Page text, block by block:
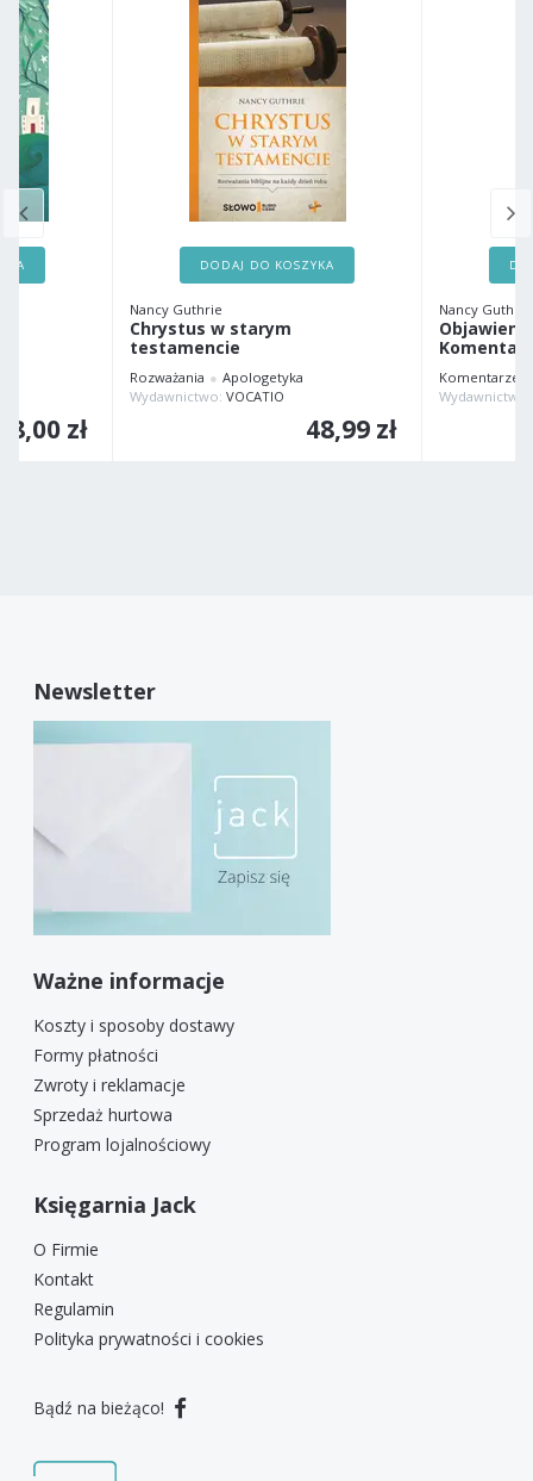
MISJA CHRZEŚCIJAŃSKA"
zł
DODAJ DO KOSZYKA
Nancy Guthrie
Chrystus w starym
testamencie
Rozważania
Apologetyka
Wydawnictwo: VOCATIO
48,99 zł
Nancy Guthrie
Komentarz
Komentarze
Newsletter
Ważne informacje
Koszty i sposoby dostawy
Formy płatności
Zwroty i reklamacje
Sprzedaż hurtowa
Program lojalnościowy
Księgarnia Jack
O Firmie
Kontakt
Regulamin
Polityka prywatności i cookies
Bądź na bieżąco!